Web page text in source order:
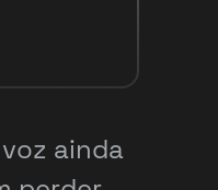
ainda